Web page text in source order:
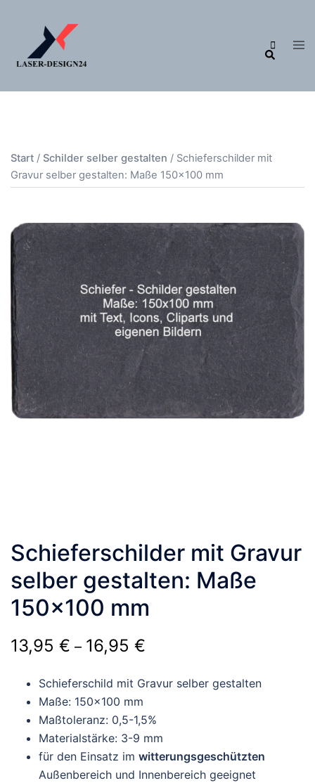
springen
Suche
Start / Schilder selber gestalten / Schieferschilder mit
Gravur selber gestalten: Maße 150×100 mm
Schieferschilder mit Gravur
selber gestalten: Maße
150×100 mm
13,95 € – 16,95 €
bis
16,95 €
Schieferschild mit Gravur selber gestalten
Maße: 150×100 mm
Maßtoleranz: 0,5-1,5%
Materialstärke: 3-9 mm
für den Einsatz im witterungsgeschützten
Außenbereich und Innenbereich geeignet